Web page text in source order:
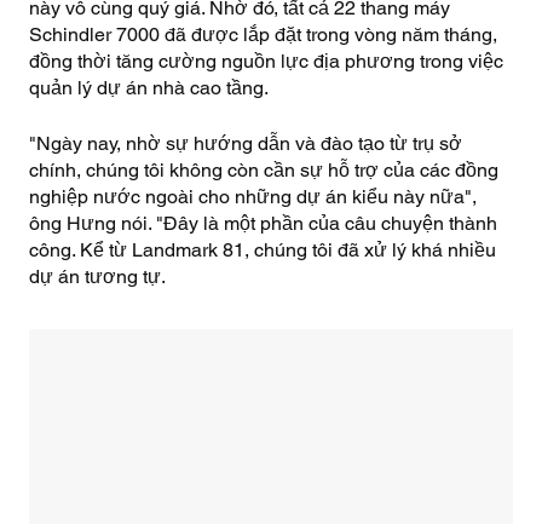
này vô cùng quý giá. Nhờ đó, tất cả 22 thang máy
Schindler 7000 đã được lắp đặt trong vòng năm tháng,
đồng thời tăng cường nguồn lực địa phương trong việc
quản lý dự án nhà cao tầng.
"Ngày nay, nhờ sự hướng dẫn và đào tạo từ trụ sở
chính, chúng tôi không còn cần sự hỗ trợ của các đồng
nghiệp nước ngoài cho những dự án kiểu này nữa",
ông Hưng nói. "Đây là một phần của câu chuyện thành
công. Kể từ Landmark 81, chúng tôi đã xử lý khá nhiều
dự án tương tự.